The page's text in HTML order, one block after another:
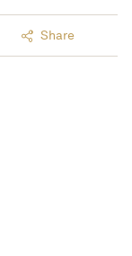
Share